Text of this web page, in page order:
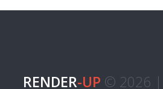
RENDER-UP © 2026 |